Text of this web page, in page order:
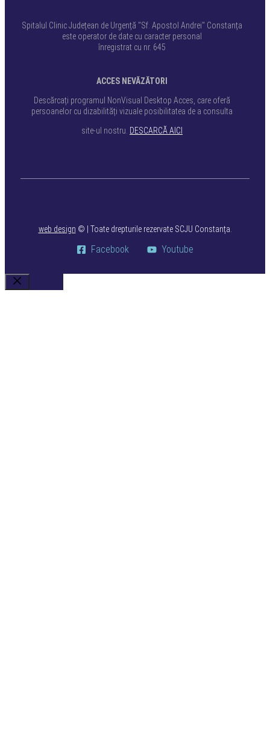
Spitalul Clinic Județean de Urgență "Sf. Apostol Andrei" Constanța
este operator de date cu caracter personal
înregistrat cu nr. 645
ACCES NEVĂZĂTORI
Descărcați programul NonVisual Desktop Acces, care oferă
persoanelor cu dizabilități vizuale posibilitatea de a consulta
site-ul nostru. DESCARCĂ AICI
web design © | Toate drepturile rezervate SCJU Constanța.
Facebook Youtube
Close